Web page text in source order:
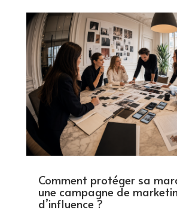
Comment protéger sa
une campagne de
d’influence ?